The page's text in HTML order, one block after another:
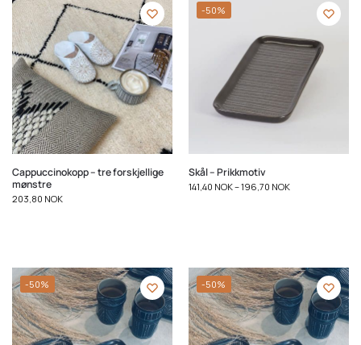
Cappuccinokopp – tre forskjellige
mønstre
203,80 NOK
-50%
Skål – Prikkmotiv
141,40 NOK–196,70 NOK
-50% -50%